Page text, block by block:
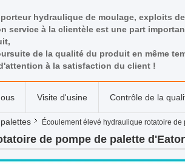
hydraulique de moulage, exploits
service à la clientèle est une part
de la qualité du produit en même
à la satisfaction du client !
Visite d'usine Contrôle de la
Écoulement élevé hydraulique rotatoire
de pompe de palette